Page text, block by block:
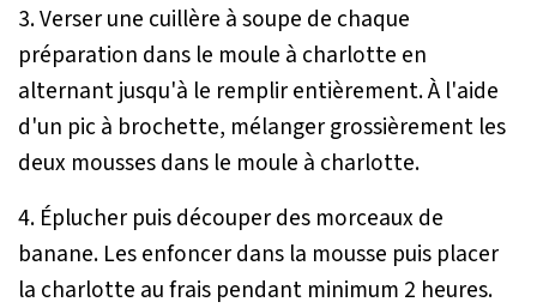
3. Verser une cuillère à soupe de chaque
préparation dans le moule à charlotte en
alternant jusqu'à le remplir entièrement. À l'aide
d'un pic à brochette, mélanger grossièrement les
deux mousses dans le moule à charlotte.
4. Éplucher puis découper des morceaux de
banane. Les enfoncer dans la mousse puis placer
la charlotte au frais pendant minimum 2 heures.